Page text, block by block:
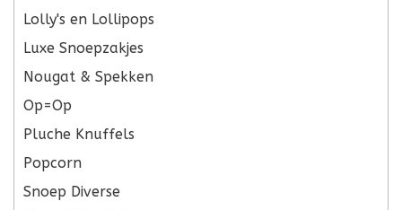
Lolly's en Lollipops
Luxe Snoepzakjes
Nougat & Spekken
Op=Op
Pluche Knuffels
Popcorn
Snoep Diverse